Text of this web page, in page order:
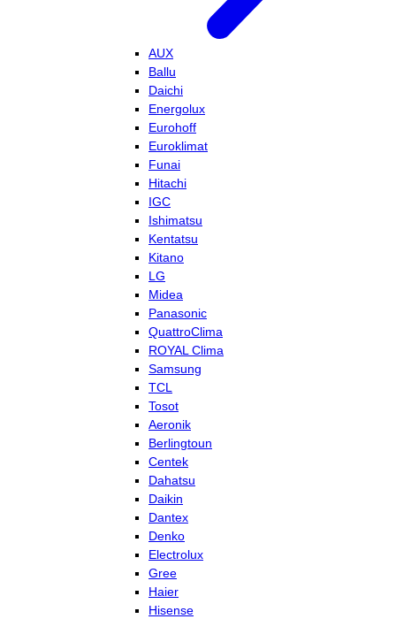
AUX
Ballu
Daichi
Energolux
Eurohoff
Euroklimat
Funai
Hitachi
IGC
Ishimatsu
Kentatsu
Kitano
LG
Midea
Panasonic
QuattroClima
ROYAL Clima
Samsung
TCL
Tosot
Aeronik
Berlingtoun
Centek
Dahatsu
Daikin
Dantex
Denko
Electrolux
Gree
Haier
Hisense